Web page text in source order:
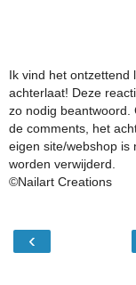
Ik vind het ontzettend
achterlaat! Deze
zo nodig beantwoord.
de comments, het
eigen site/webshop is
worden verwijderd.
©Nailart Creations
‹